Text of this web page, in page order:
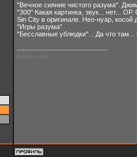
"Вечное сияние чистого разума".
"300" Какая картинка, звук... нет... ОР.
Sin City в оригинале. Нео-нуар,
"Игры разума"
"Бесславные ублюдки"... Да что там...